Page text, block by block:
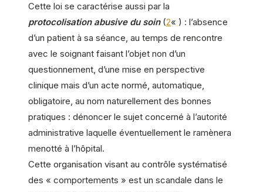
Cette loi se caractérise aussi par la
protocolisation abusive du soin (2« ) : l’absence
d’un patient à sa séance, au temps de rencontre
avec le soignant faisant l’objet non d’un
questionnement, d’une mise en perspective
clinique mais d’un acte normé, automatique,
obligatoire, au nom naturellement des bonnes
pratiques : dénoncer le sujet concerné à l’autorité
administrative laquelle éventuellement le ramènera
menotté à l’hôpital.
Cette organisation visant au contrôle systématisé
des « comportements » est un scandale dans le